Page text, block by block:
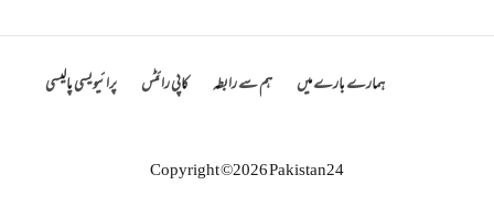
ہمارے بارے میں ہم سے رابطہ کاپی رائٹس پرائیویسی پالیسی
Copyright ©2026 Pakistan24